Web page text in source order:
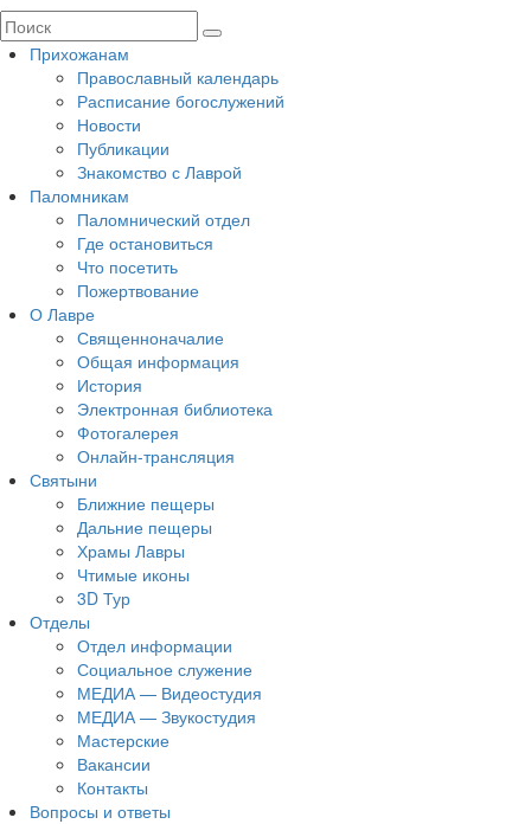
Прихожанам
Православный календарь
Расписание богослужений
Новости
Публикации
Знакомство с Лаврой
Паломникам
Паломнический отдел
Где остановиться
Что посетить
Пожертвование
О Лавре
Священноначалие
Общая информация
История
Электронная библиотека
Фотогалерея
Онлайн-трансляция
Святыни
Ближние пещеры
Дальние пещеры
Храмы Лавры
Чтимые иконы
3D Тур
Отделы
Отдел информации
Социальное служение
МЕДИА — Видеостудия
МЕДИА — Звукостудия
Мастерские
Вакансии
Контакты
Вопросы и ответы